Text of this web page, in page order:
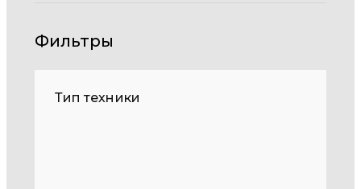
Фильтры
Тип техники